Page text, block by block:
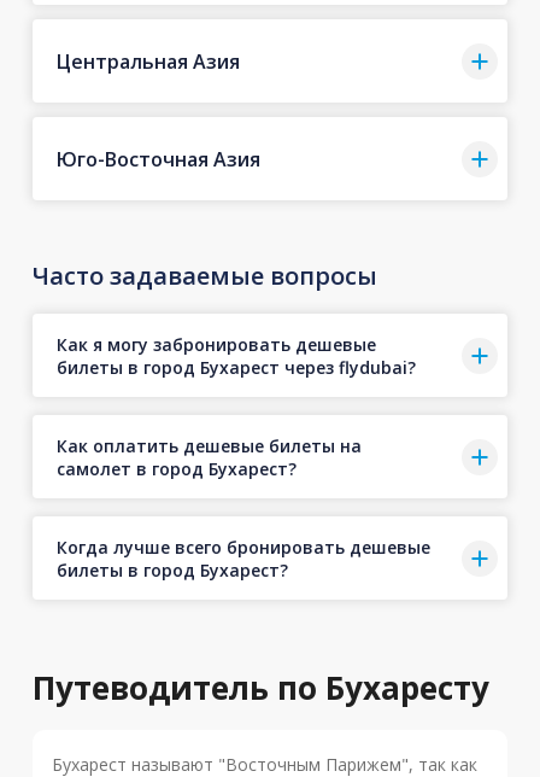
Центральная Азия
Юго-Восточная Азия
Часто задаваемые вопросы
Как я могу забронировать дешевые
билеты в город Бухарест через flydubai?
Как оплатить дешевые билеты на
самолет в город Бухарест?
Когда лучше всего бронировать дешевые
билеты в город Бухарест?
Путеводитель по Бухаресту
Бухарест называют "Восточным Парижем", так как